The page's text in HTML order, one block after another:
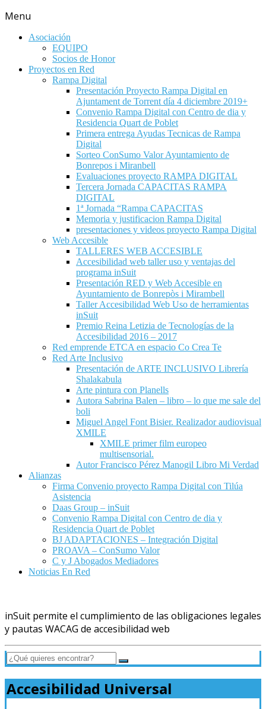
Menu
Asociación
EQUIPO
Socios de Honor
Proyectos en Red
Rampa Digital
Presentación Proyecto Rampa Digital en
Ajuntament de Torrent día 4 diciembre 2019+
Convenio Rampa Digital con Centro de dia y
Residencia Quart de Poblet
Primera entrega Ayudas Tecnicas de Rampa
Digital
Sorteo ConSumo Valor Ayuntamiento de
Bonrepos i Miranbell
Evaluaciones proyecto RAMPA DIGITAL
Tercera Jornada CAPACITAS RAMPA
DIGITAL
1ª Jornada “Rampa CAPACITAS
Memoria y justificacion Rampa Digital
presentaciones y videos proyecto Rampa Digital
Web Accesible
TALLERES WEB ACCESIBLE
Accesibilidad web taller uso y ventajas del
programa inSuit
Presentación RED y Web Accesible en
Ayuntamiento de Bonrepòs i Mirambell
Taller Accesibilidad Web Uso de herramientas
inSuit
Premio Reina Letizia de Tecnologías de la
Accesibilidad 2016 – 2017
Red emprende ETCA en espacio Co Crea Te
Red Arte Inclusivo
Presentación de ARTE INCLUSIVO Librería
Shalakabula
Arte pintura con Planells
Autora Sabrina Balen – libro – lo que me sale del
boli
Miguel Angel Font Bisier. Realizador audiovisual
XMILE
XMILE primer film europeo
multisensorial.
Autor Francisco Pérez Manogil Libro Mi Verdad
Alianzas
Firma Convenio proyecto Rampa Digital con Tilúa
Asistencia
Daas Group – inSuit
Convenio Rampa Digital con Centro de dia y
Residencia Quart de Poblet
BJ ADAPTACIONES – Integración Digital
PROAVA – ConSumo Valor
C y J Abogados Mediadores
Noticias En Red
inSuit permite el cumplimiento de las obligaciones legales
y pautas WACAG de accesibilidad web
Accesibilidad Universal